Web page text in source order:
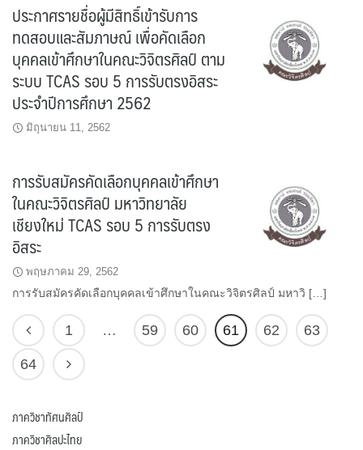
ประกาศรายชื่อผู้มีสิทธิ์เข้ารับการ
ทดสอบและสัมภาษณ์ เพื่อคัดเลือก
บุคคลเข้าศึกษาในคณะวิจิตรศิลป์ ตาม
ระบบ TCAS รอบ 5 การรับตรงอิสระ
ประจำปีการศึกษา 2562
มิถุนายน 11, 2562
การรับสมัครคัดเลือกบุคคลเข้าศึกษา
ในคณะวิจิตรศิลป์ มหาวิทยาลัย
เชียงใหม่ TCAS รอบ 5 การรับตรง
อิสระ
พฤษภาคม 29, 2562
การรับสมัครคัดเลือกบุคคลเข้าศึกษาในคณะวิจิตรศิลป์ มหาวิ […]
1 … 59 60 61 62 63
64
ภาควิชาทัศนศิลป์
ภาควิชาศิลปะไทย